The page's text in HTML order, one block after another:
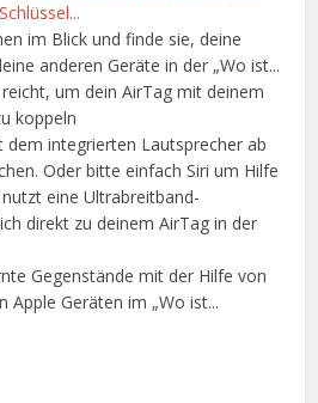
im Blick und finde sie, deine
anderen Geräte in der „Wo ist...
um dein AirTag mit deinem
koppeln
dem integrierten Lautsprecher ab
Oder bitte einfach Siri um Hilfe
eine Ultrabreitband-
direkt zu deinem AirTag in der
Gegenstände mit der Hilfe von
Apple Geräten im „Wo ist...